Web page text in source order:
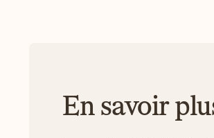
En savoir